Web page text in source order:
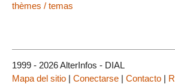
thèmes / temas
1999 - 2026 AlterInfos - DIAL
Mapa del sitio | Conectarse | Contacto |